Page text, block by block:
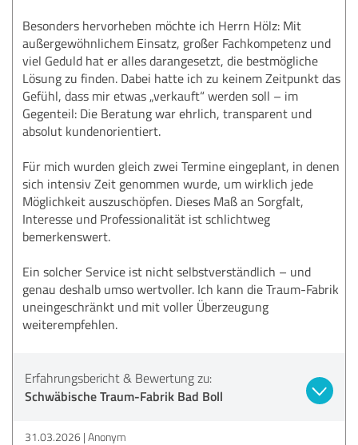
Besonders hervorheben möchte ich Herrn Hölz: Mit
außergewöhnlichem Einsatz, großer Fachkompetenz und
viel Geduld hat er alles darangesetzt, die bestmögliche
Lösung zu finden. Dabei hatte ich zu keinem Zeitpunkt das
Gefühl, dass mir etwas „verkauft“ werden soll – im
Gegenteil: Die Beratung war ehrlich, transparent und
absolut kundenorientiert.
Für mich wurden gleich zwei Termine eingeplant, in denen
sich intensiv Zeit genommen wurde, um wirklich jede
Möglichkeit auszuschöpfen. Dieses Maß an Sorgfalt,
Interesse und Professionalität ist schlichtweg
bemerkenswert.
Ein solcher Service ist nicht selbstverständlich – und
genau deshalb umso wertvoller. Ich kann die Traum-Fabrik
uneingeschränkt und mit voller Überzeugung
weiterempfehlen.
Erfahrungsbericht & Bewertung zu:
Schwäbische Traum-Fabrik Bad Boll
31.03.2026 Anonym